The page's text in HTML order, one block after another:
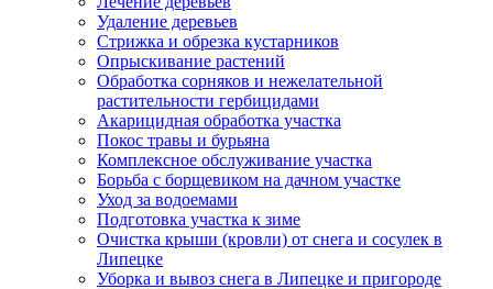
Удаление деревьев
Стрижка и обрезка кустарников
Опрыскивание растений
Обработка сорняков и нежелательной
растительности гербицидами
Акарицидная обработка участка
Покос травы и бурьяна
Комплексное обслуживание участка
Борьба с борщевиком на дачном участке
Уход за водоемами
Подготовка участка к зиме
Очистка крыши (кровли) от снега и сосулек в
Липецке
Уборка и вывоз снега в Липецке и пригороде